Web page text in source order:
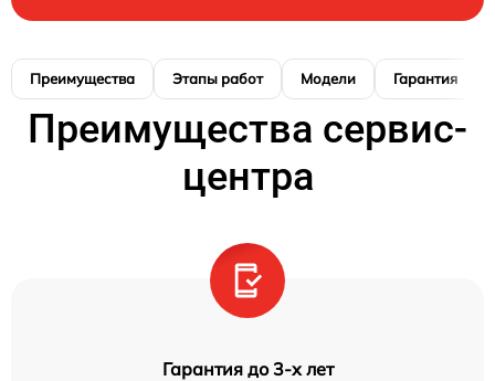
Преимущества Этапы работ Модели Гарантия
Преимущества сервис-
центра
Гарантия до 3-х лет